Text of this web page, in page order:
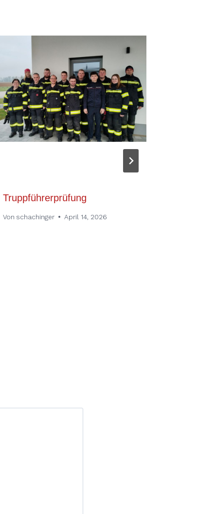
Truppführerprüfung
Von schachinger April 14, 2026